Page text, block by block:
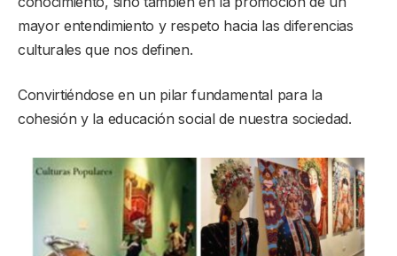
mayor entendimiento y respeto hacia las diferencias
culturales que nos definen.
Convirtiéndose en un pilar fundamental para la
cohesión y la educación social de nuestra sociedad.